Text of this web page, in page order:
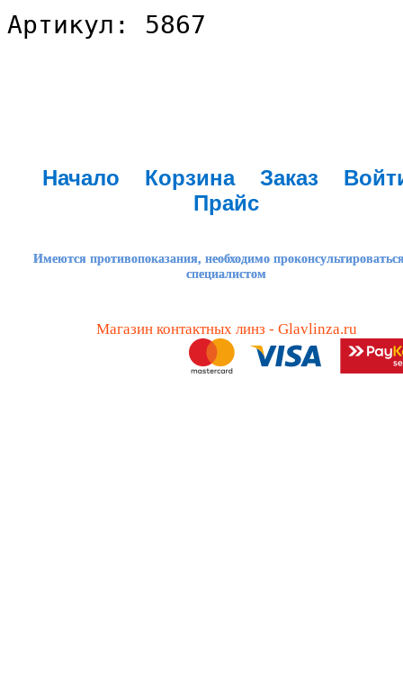
Артикул: 5867
Начало Корзина Заказ
Прайс
Имеются противопоказания, необходимо
специалистом
Магазин контактных линз - Glavlinza.ru